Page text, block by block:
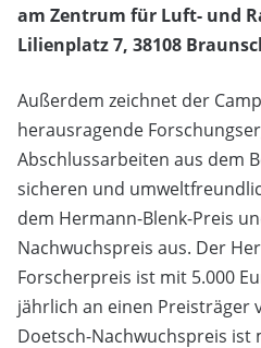
am Zentrum für Luft- und
Lilienplatz 7, 38108
Außerdem zeichnet der
herausragende
Abschlussarbeiten aus dem
sicheren und
dem Hermann-Blenk-Preis
Nachwuchspreis aus. Der
Forscherpreis ist mit 5.000
jährlich an einen Preisträger
Doetsch-Nachwuchspreis ist